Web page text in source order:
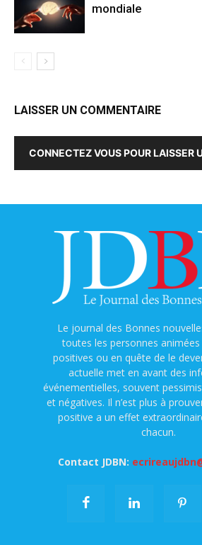
mondiale
LAISSER UN COMMENTAIRE
CONNECTEZ VOUS POUR LAISSER
Le journal des Bonnes
toutes les personnes animées
positives ou en quête de le
actuelle met en avant des
événementielles, souvent
et négatives. Il n’est plus à
positive a un effet
chacun.
Contact JDBN: